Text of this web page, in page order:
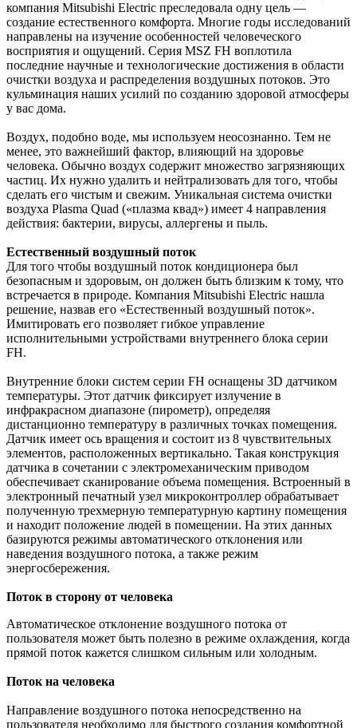
компания Mitsubishi Electric преследовала одну цель —
создание естественного комфорта. Многие годы исследований
направлены на изучение особенностей человеческого
восприятия и ощущений. Серия MSZ FH воплотила
последние научные и технологические достижения в области
очистки воздуха и распределения воздушных потоков. Это
кульминация наших усилий по созданию здоровой атмосферы
у вас дома.
Воздух, подобно воде, мы используем неосознанно. Тем не
менее, это важнейший фактор, влияющий на здоровье
человека. Обычно воздух содержит множество загрязняющих
частиц. Их нужно удалить и нейтрализовать для того, чтобы
сделать его чистым и свежим. Уникальная система очистки
воздуха Plasma Quad («плазма квад») имеет 4 направления
действия: бактерии, вирусы, аллергены и пыль.
Естественный воздушный поток
Для того чтобы воздушный поток кондиционера был
безопасным и здоровым, он должен быть близким к тому, что
встречается в природе. Компания Mitsubishi Electric нашла
решение, назвав его «Естественный воздушный поток».
Имитировать его позволяет гибкое управление
исполнительными устройствами внутреннего блока серии
FH.
Внутренние блоки систем серии FH оснащены 3D датчиком
температуры. Этот датчик фиксирует излучение в
инфракрасном диапазоне (пирометр), определяя
дистанционно температуру в различных точках помещения.
Датчик имеет ось вращения и состоит из 8 чувствительных
элементов, расположенных вертикально. Такая конструкция
датчика в сочетании с электромеханическим приводом
обеспечивает сканирование объема помещения. Встроенный в
электронный печатный узел микроконтроллер обрабатывает
полученную трехмерную температурную картину помещения
и находит положение людей в помещении. На этих данных
базируются режимы автоматического отклонения или
наведения воздушного потока, а также режим
энергосбережения.
Поток в сторону от человека
Автоматическое отклонение воздушного потока от
пользователя может быть полезно в режиме охлаждения, когда
прямой поток кажется слишком сильным или холодным.
Поток на человека
Направление воздушного потока непосредственно на
пользователя необходимо для быстрого создания комфортной